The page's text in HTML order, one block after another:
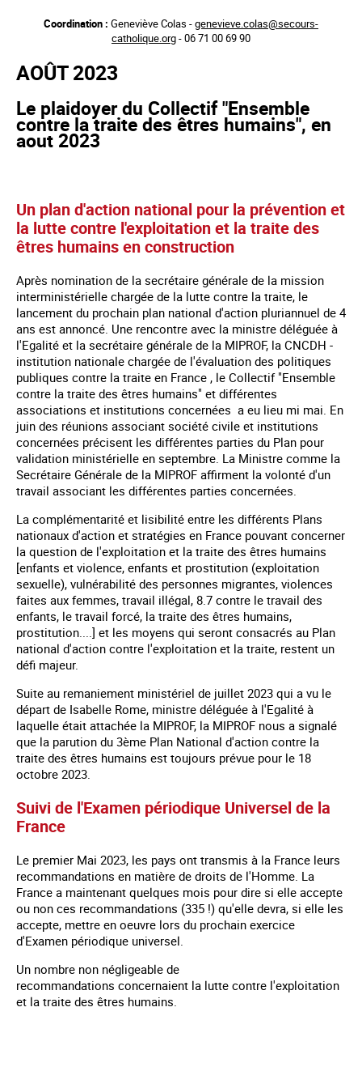
principal
Coordination : Geneviève Colas -genevieve.colas@secours-
catholique.org- 06 71 00 69 90
AOÛT 2023
Le plaidoyer du Collectif "Ensemble
contre la traite des êtres humains", en
aout 2023
Un plan d'action national pour la prévention et
la lutte contre l'exploitation et la traite des
êtres humains en construction
Après nomination de la secrétaire générale de la mission
interministérielle chargée de la lutte contre la traite, le
lancement du prochain plan national d'action pluriannuel de 4
ans est annoncé. Une rencontre avec la ministre déléguée à
l'Egalité et la secrétaire générale de la MIPROF, la CNCDH -
institution nationale chargée de l'évaluation des politiques
publiques contre la traite en France , le Collectif "Ensemble
contre la traite des êtres humains" et différentes
associations et institutions concernées a eu lieu mi mai. En
juin des réunions associant société civile et institutions
concernées précisent les différentes parties du Plan pour
validation ministérielle en septembre. La Ministre comme la
Secrétaire Générale de la MIPROF affirment la volonté d'un
travail associant les différentes parties concernées.
La complémentarité et lisibilité entre les différents Plans
nationaux d'action et stratégies en France pouvant concerner
la question de l'exploitation et la traite des êtres humains
[enfants et violence, enfants et prostitution (exploitation
sexuelle), vulnérabilité des personnes migrantes, violences
faites aux femmes, travail illégal, 8.7 contre le travail des
enfants, le travail forcé, la traite des êtres humains,
prostitution....] et les moyens qui seront consacrés au Plan
national d'action contre l'exploitation et la traite, restent un
défi majeur.
Suite au remaniement ministériel de juillet 2023 qui a vu le
départ de Isabelle Rome, ministre déléguée à l'Egalité à
laquelle était attachée la MIPROF, la MIPROF nous a signalé
que la parution du 3ème Plan National d'action contre la
traite des êtres humains est toujours prévue pour le 18
octobre 2023.
Suivi de l'Examen périodique Universel de la
France
Le premier Mai 2023, les pays ont transmis à la France leurs
recommandations en matière de droits de l'Homme. La
France a maintenant quelques mois pour dire si elle accepte
ou non ces recommandations (335 !) qu'elle devra, si elle les
accepte, mettre en oeuvre lors du prochain exercice
d'Examen périodique universel.
Un nombre non négligeable de
recommandations concernaient la lutte contre l'exploitation
et la traite des êtres humains.